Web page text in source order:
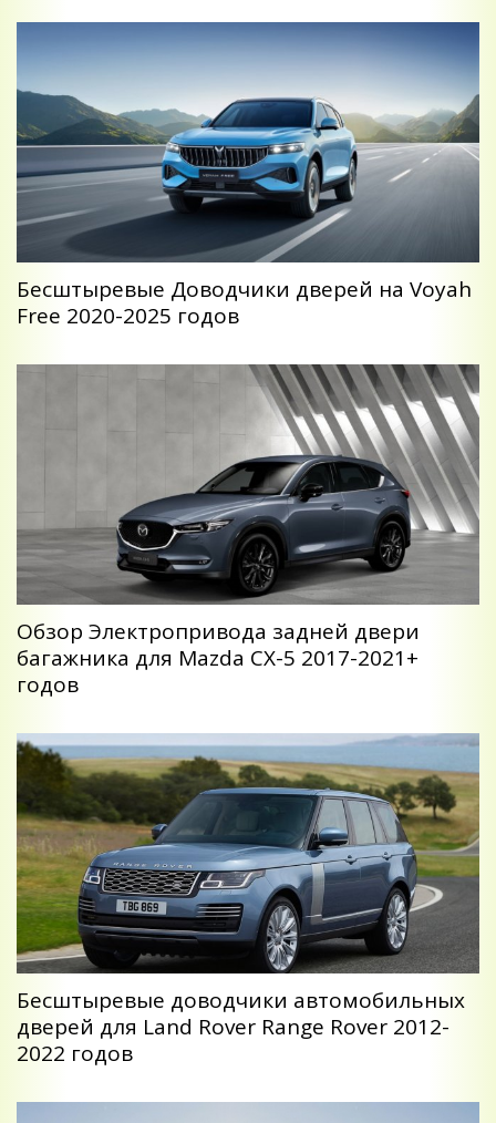
Беcштыревые Доводчики дверей на Voyah
Free 2020-2025 годов
Обзор Электропривода задней двери
багажника для Mazda CX-5 2017-2021+
годов
Бесштыревые доводчики автомобильных
дверей для Land Rover Range Rover 2012-
2022 годов